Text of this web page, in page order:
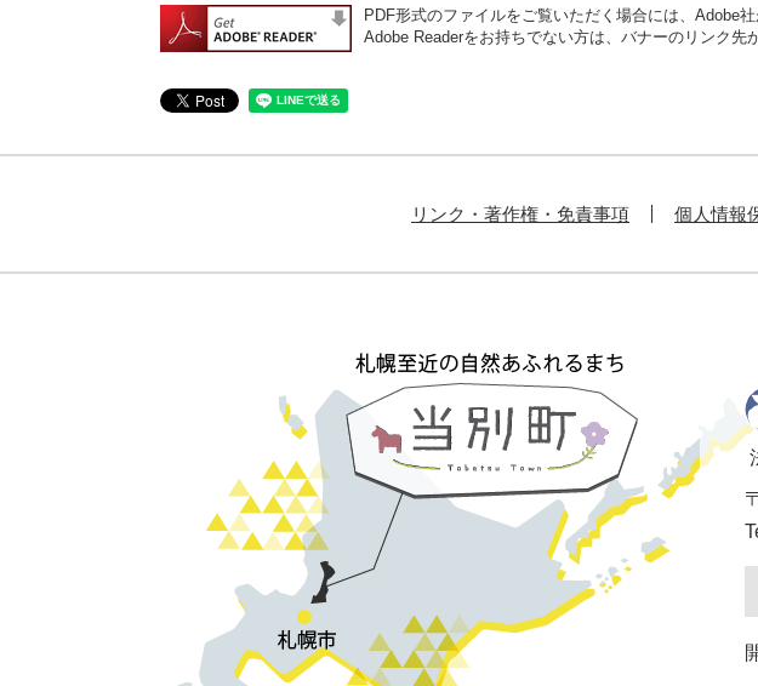
PDF形式のファイルをご覧いただく場合には、Adobe
Adobe Readerをお持ちでない方は、バナーのリンク先
リンク・著作権・免責事項 個人情報